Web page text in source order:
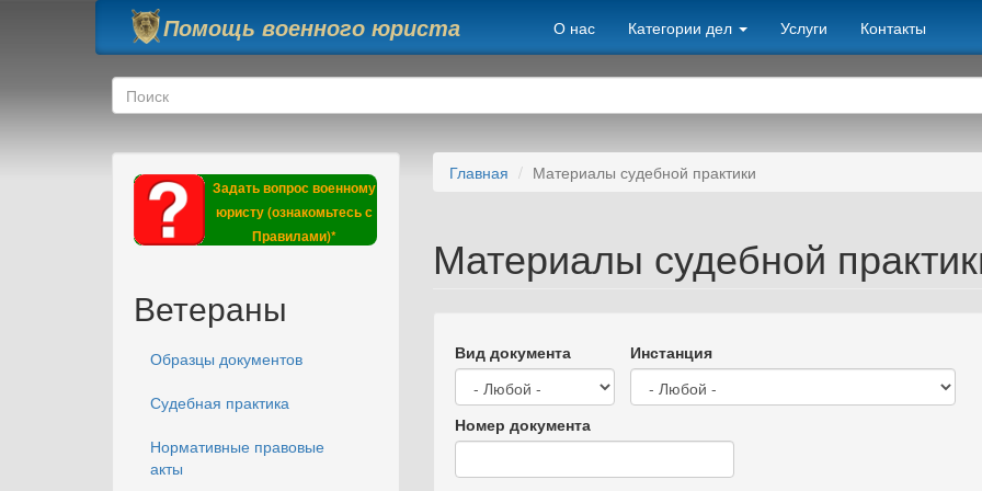
Перейти к основному содержанию
Помощь военного юриста О нас Категории дел Услуги Контакты
Форма поиска
Поиск
Задать вопрос военному
юристу (ознакомьтесь с
Правилами)*
Ветераны
Образцы документов
Судебная практика
Нормативные правовые
акты
Главная Материалы судебной практики
Материалы судебной
Вид документа Инстанция
Номер документа